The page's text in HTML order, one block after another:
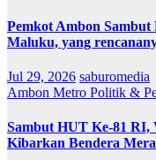
Pemkot Ambon
Maluku, yang
Jul 29, 2026 saburomedia
Ambon Metro Politik &
Sambut HUT Ke-81 RI,
Kibarkan Bendera